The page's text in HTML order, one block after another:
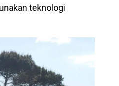
teknologi